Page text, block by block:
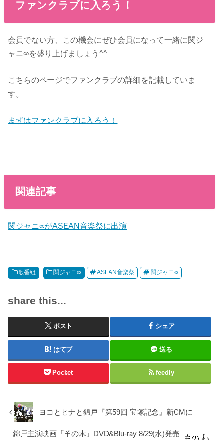
ファンクラブに入ろう！
会員でない方、この機会にぜひ会員になって一緒に関ジ
ャニ∞を盛り上げましょう^^
こちらのページでファンクラブの詳細を記載していま
す。
まずはファンクラブに入ろう！
関連記事
関ジャニ∞がASEAN音楽祭に出演
歌番組 関ジャニ∞ ASEAN音楽祭 関ジャニ∞
share this...
ポスト シェア
はてブ 送る
Pocket feedly
ヨコとヒナと錦戸『第59回 宝塚記念』新CMに
錦戸主演映画「羊の木」DVD&Blu-ray 8/29(水)発売